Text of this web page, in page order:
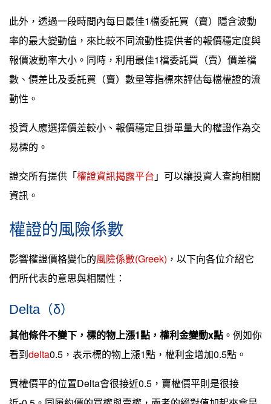
此外，透過一段時間內每日最佳1檔委託買（賣）隱含波動
率的最大變動值，來比較不同流動性提供者的報價穩定度與
報價波動率大小。同時，利用最佳1檔委託買（賣）價差檔
數、價差比及委託買（賣）數量等指標來評估每檔權證的流
動性。
投資人應選擇價差較小、報價穩定且掛單量大的權證作為交
易標的。
證交所有提供「權證資訊揭露平台 」可以讓投資人查詢相關
資訊。
權證的風險係數
影響權證價格變化的風險係數(Greek) ，以下向各位介紹它
們所代表的意思與相關性：
Delta（δ）
其他條件不變下，標的物上漲1點，權利金變動x點 。例如你
看到delta0.5，表示標的物上漲1點，權利金增加0.5點。
買權價平的位置Delta會很接近0.5，賣權價平則是很接